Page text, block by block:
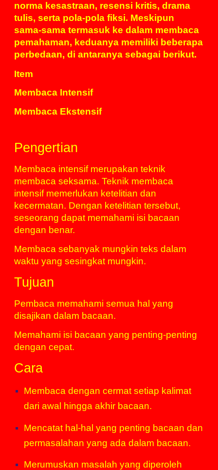
norma kesastraan, resensi kritis, drama
tulis, serta pola-polafiksi. Meskipun
sama-sama termasuk ke dalam membaca
pemahaman, keduanya memiliki beberapa
perbedaan, di antaranya sebagai berikut.
Item
Membaca Intensif
Membaca Ekstensif
Pengertian
Membaca intensif merupakan teknik
membaca seksama. Teknik membaca
intensif memerlukan ketelitian dan
kecermatan. Dengan ketelitian tersebut,
seseorang dapat memahami isi bacaan
dengan benar.
Membaca sebanyak mungkin teks dalam
waktu yang sesingkat mungkin.
Tujuan
Pembaca memahami semua hal yang
disajikan dalam bacaan.
Memahami isi bacaan yang penting-penting
dengan cepat.
Cara
Membaca dengan cermat setiap kalimat
dari awal hingga akhir bacaan.
Mencatat hal-hal yang penting bacaan dan
permasalahan yang ada dalam bacaan.
Merumuskan masalah yang diperoleh